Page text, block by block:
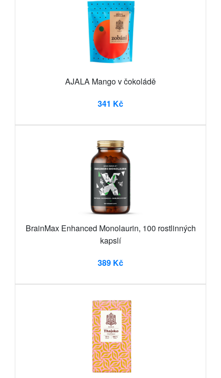
AJALA Mango v čokoládě
341 Kč
BrainMax Enhanced Monolaurin, 100 rostlinných
kapslí
389 Kč